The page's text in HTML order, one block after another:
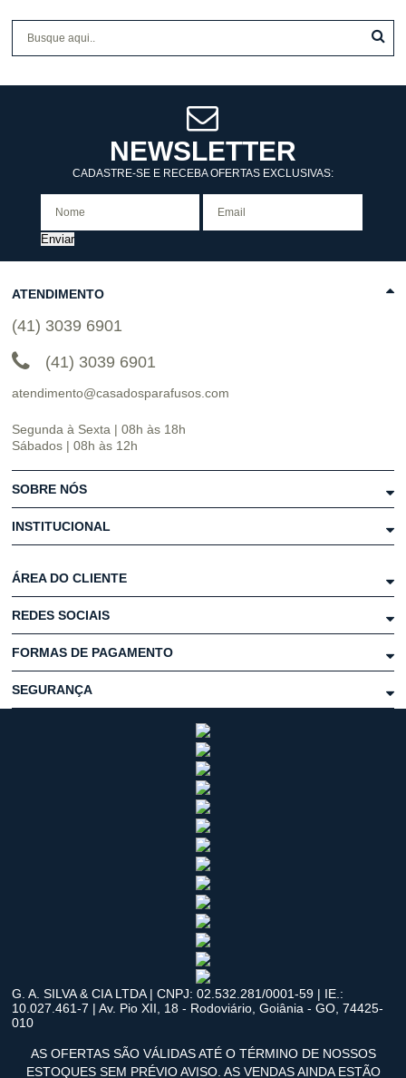
NEWSLETTER
CADASTRE-SE E RECEBA OFERTAS EXCLUSIVAS:
Enviar
ATENDIMENTO
(41) 3039 6901
(41) 3039 6901
atendimento@casadosparafusos.com
Segunda à Sexta | 08h às 18h
Sábados | 08h às 12h
SOBRE NÓS
INSTITUCIONAL
ÁREA DO CLIENTE
REDES SOCIAIS
FORMAS DE PAGAMENTO
SEGURANÇA
G. A. SILVA & CIA LTDA | CNPJ: 02.532.281/0001-59 | IE.:
10.027.461-7 | Av. Pio XII, 18 - Rodoviário, Goiânia - GO, 74425-
010
AS OFERTAS SÃO VÁLIDAS ATÉ O TÉRMINO DE NOSSOS
ESTOQUES SEM PRÉVIO AVISO. AS VENDAS AINDA ESTÃO